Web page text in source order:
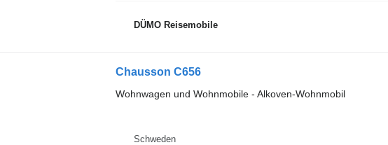
DÜMO Reisemobile
Chausson C656
Wohnwagen und Wohnmobile - Alkoven-Wohnmobil
Schweden